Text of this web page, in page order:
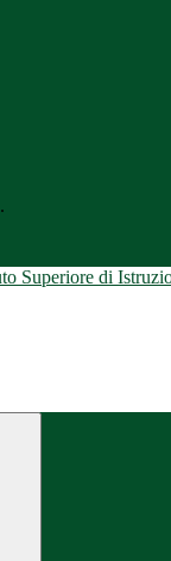
Superiore di